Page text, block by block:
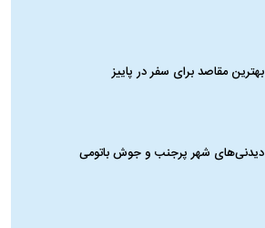
بهترین مقاصد برای سفر در پاییز
دیدنی‌های شهر پرجنب و جوش باتومی